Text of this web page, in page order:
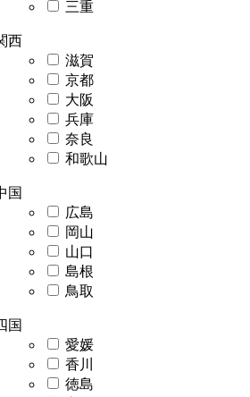
三重
西
滋賀
京都
大阪
兵庫
奈良
和歌山
国
広島
岡山
山口
島根
鳥取
国
愛媛
香川
徳島